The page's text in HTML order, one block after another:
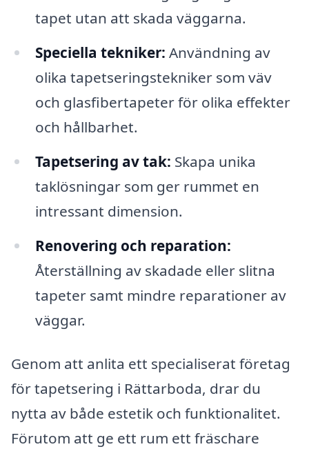
tapet utan att skada väggarna.
Speciella tekniker: Användning av
olika tapetseringstekniker som väv
och glasfibertapeter för olika effekter
och hållbarhet.
Tapetsering av tak: Skapa unika
taklösningar som ger rummet en
intressant dimension.
Renovering och reparation:
Återställning av skadade eller slitna
tapeter samt mindre reparationer av
väggar.
Genom att anlita ett specialiserat företag
för tapetsering i Rättarboda, drar du
nytta av både estetik och funktionalitet.
Förutom att ge ett rum ett fräschare